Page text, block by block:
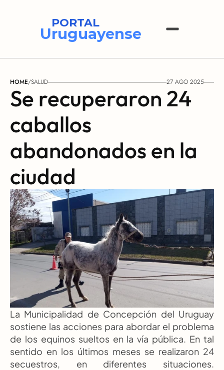
PORTAL
Uruguayense
HOME/SALUD 27 AGO 2025
Se recuperaron 24
caballos
abandonados en la
ciudad
La Municipalidad de Concepción del Uruguay
sostiene las acciones para abordar el problema
de los equinos sueltos en la vía pública. En tal
sentido en los últimos meses se realizaron 24
secuestros, en diferentes situaciones.